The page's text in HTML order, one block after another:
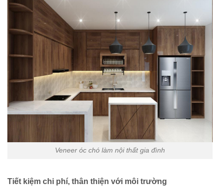
Veneer óc chó làm nội thất gia đình
Tiết kiệm chi phí, thân thiện với môi trường